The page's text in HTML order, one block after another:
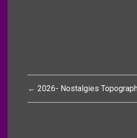
Navigation
de
← 2026- Nostalgies